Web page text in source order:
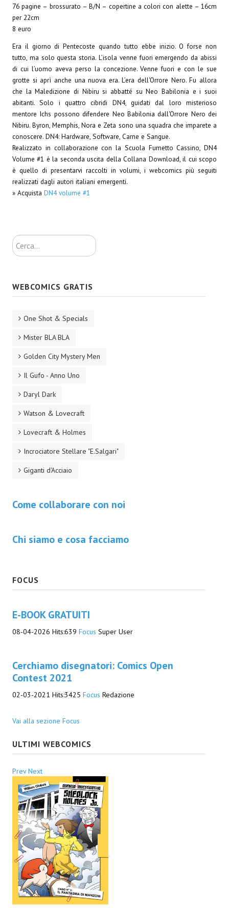
Spazio Cagliostro@Lucca 2016
Casa Cagliostro@Lucca2018
#baseLUna@Lucca 2019
PUBBLICAZIONI
Fumetti
Gli Albi di Occidente
DownLoad
mYthoS
PTP
yKronos
American Milestone
Spaghetti Western
Fuori Collana
Riviste e Speciali
Be Side
Saggistica
MetroCult
FantaFiction
E-BOOK & WEBCOMICS
IrregularVerso
Daryl Dark
Lovecraft & Holmes
Watson & Lovecraft
Giganti d'Acciaio
I.S. "E.Salgari"
TenCentsVerso
Golden City Mystery Men
Joumon
Zeldamalincony
Borley Rectory Club
76 pagine – brossurato – B/N – copertine a colori con alette – 16cm
per 22cm
8 euro
Era il giorno di Pentecoste quando tutto ebbe inizio. O forse non
tutto, ma solo questa storia. L’isola venne fuori emergendo da abissi
di cui l’uomo aveva perso la concezione. Venne fuori e con le sue
grotte si aprì anche una nuova era. L’era dell'Orrore Nero. Fu allora
che la Maledizione di Nibiru si abbatté su Neo Babilonia e i suoi
abitanti. Solo i quattro cibridi DN4, guidati dal loro misterioso
mentore Ichs possono difendere Neo Babilonia dall'Orrore Nero dei
Nibiru. Byron, Memphis, Nora e Zeta sono una squadra che imparete a
conoscere. DN4: Hardware, Software, Carne e Sangue.
Realizzato in collaborazione con la Scuola Fumetto Cassino, DN4
Volume #1 è la seconda uscita della Collana Download, il cui scopo
è quello di presentarvi raccolti in volumi, i webcomics più seguiti
realizzati dagli autori italiani emergenti.
» Acquista DN4 volume #1
Cerca...
WEBCOMICS GRATIS
One Shot & Specials
Mister BLA BLA
Golden City Mystery Men
Il Gufo - Anno Uno
Daryl Dark
Watson & Lovecraft
Lovecraft & Holmes
Incrociatore Stellare "E.Salgari"
Giganti d'Acciaio
Come collaborare con noi
Chi siamo e cosa facciamo
FOCUS
E-BOOK GRATUITI
08-04-2026 Hits:639 Focus Super User
Cerchiamo disegnatori: Comics Open
Contest 2021
02-03-2021 Hits:3425 Focus Redazione
Vai alla sezione Focus
ULTIMI WEBCOMICS
Prev Next